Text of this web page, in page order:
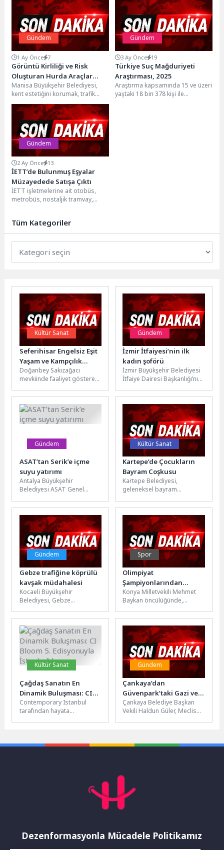
Gündem
1 Ay Önce 7
Görüntü Kirliliği ve Risk
Oluşturan Hurda Araçlar
Kaldırılıyor
Manisa Büyükşehir Belediyesi,
kent estetiğini korumak, trafik
güvenliğini artırmak ve
vatandaşların ortak kullanım
alanlarını daha...
Gündem
3 Ay Önce 19
Türkiye Suç Mağduriyeti
Araştırması, 2025
Araştırma kapsamında 15 ve üzeri
yaştaki 18 bin 378 kişi ile
Gündem
2 Ay Önce 13
İETT’de Bulunmuş Eşyalar
Müzayedede Satışa Çıktı
İETT işletmelerine ait otobüs,
metrobüs, nostaljik tramvay,
Tüm Kategoriler
Kültür Sanat
Seferihisar Engelsiz Eşit
Yaşam ve Kampçılık
Derneği 16. sezonunu
açtı
Doğanbey Sakızağacı
mevkiinde faaliyet gösteren
Yaşam ve Kampçılık
Derneği(SEKADER), 16.
sezonunun açılışını...
Gündem
İzmir İtfaiyesi’nin ilk
kadın şoförü
İzmir Büyükşehir Belediyesi
İtfaiye Dairesi Başkanlığı’nın
yaşındaki Ayet Kütükbaş,...
Gündem
ASAT’tan Serik’e içme
suyu yatırımı
Antalya Büyükşehir
Belediyesi ASAT Genel
içme suyu altyapısını
güçlendirecek önemli bir
projeyi...
Kültür Sanat
Kartepe’de Çocukların
Bayram Coşkusu
Kartepe Belediyesi,
geleneksel bayram
ayağına götürmeye devam
ediyor. Kurban Bayramı
dolayısıyla özel olarak...
Gündem
Gebze trafiğine köprülü
kavşak müdahalesi
Kocaeli Büyükşehir
Belediyesi, Gebze
yatırımı olan “Eskihisar
Feribot Yolu-Cengiz Topel
Caddesi Kesişimi...
Spor
Olimpiyat
Şampiyonlarından
Federasyon
Başkanlarına, Spor
Dünyası KTO Karatay’da
Konya Milletvekili Mehmet
Baykan öncülüğünde,
Spor Hizmetleri Genel
Müdürlüğü’nün destekleri
ve...
Kültür Sanat
Çağdaş Sanatın En
Dinamik Buluşması: CI
Bloom 5. Edisyonuyla
İstanbul’da
Contemporary Istanbul
tarafından hayata
Kırdar Rumeli
Gündem
Çankaya’dan
Güvenpark’taki Gazi ve
Şehit Ailelerine Destek
Ziyareti
Çankaya Belediye Başkan
Vekili Haldun Güler, Meclis
Dezenformasyonla Mücadele Politikamız